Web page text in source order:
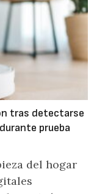
tras detectarse
prueba
del hogar